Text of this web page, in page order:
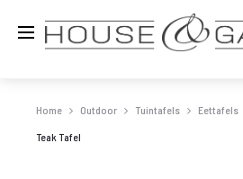
Home Outdoor Tuintafels Eettafels
Teak Tafel